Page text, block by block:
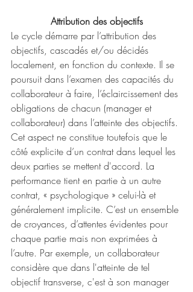
Attribution des objectifs
Le cycle démarre par l’attribution des
objectifs, cascadés et/ou décidés
localement, en fonction du contexte. Il se
poursuit dans l’examen des capacités du
collaborateur à faire, l’éclaircissement des
obligations de chacun (manager et
collaborateur) dans l’atteinte des objectifs.
Cet aspect ne constitue toutefois que le
côté explicite d’un contrat dans lequel les
deux parties se mettent d'accord. La
performance tient en partie à un autre
contrat, « psychologique » celui-là et
généralement implicite. C’est un ensemble
de croyances, d’attentes évidentes pour
chaque partie mais non exprimées à
l’autre. Par exemple, un collaborateur
considère que dans l'atteinte de tel
objectif transverse, c'est à son manager